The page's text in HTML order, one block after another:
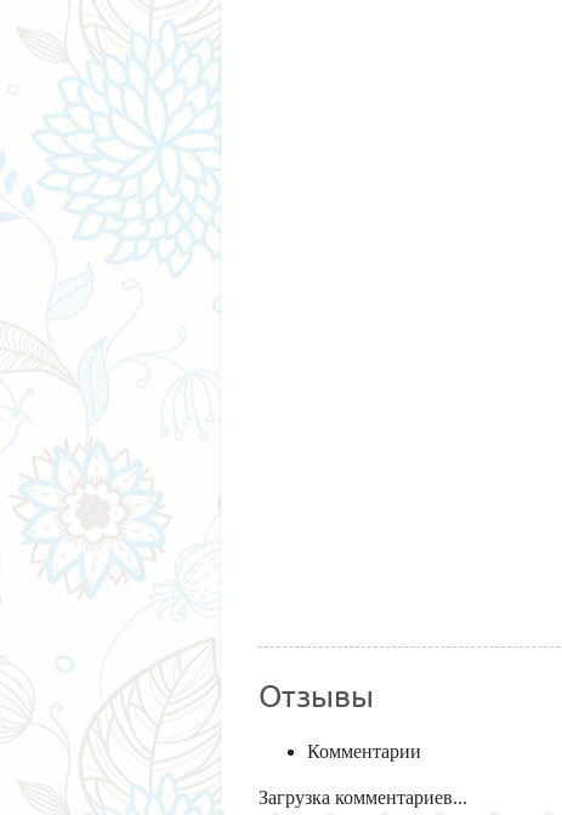
Отзывы
Комментарии
Загрузка комментариев...